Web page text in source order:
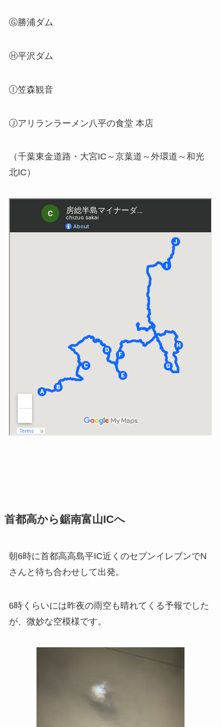
Ⓖ勝浦ダム
Ⓗ平沢ダム
Ⓘ笠森観音
Ⓙアリランラーメン八平の食堂 本店
（千葉東金道路・大宮IC～京葉道～外環道～和光
北IC）
首都高から鋸南富山ICへ
朝6時に首都高高島平IC近くのセブンイレブンでN
さんと待ち合わせして出発。
6時くらいには昨夜の雨空も晴れてくる予報でした
が、微妙な空模様です。